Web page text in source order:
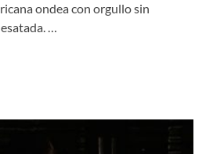
ondea con orgullo sin
…